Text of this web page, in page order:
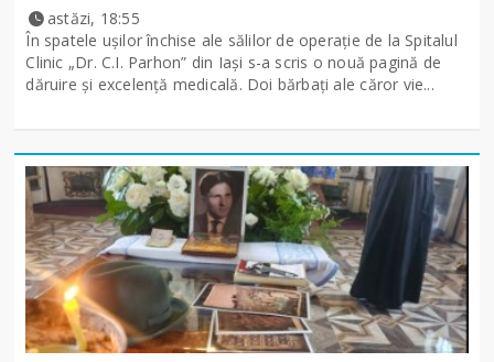
astăzi, 18:55
În spatele ușilor închise ale sălilor de operație de la Spitalul
Clinic „Dr. C.I. Parhon” din Iași s-a scris o nouă pagină de
dăruire și excelență medicală. Doi bărbați ale căror vie...